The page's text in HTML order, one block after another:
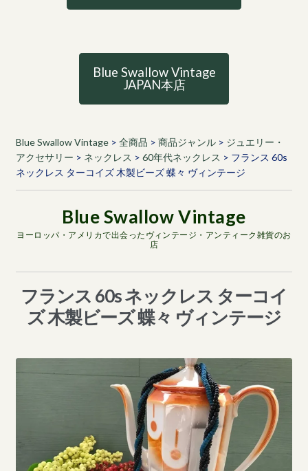
Blue Swallow Vintage
JAPAN本店
Blue Swallow Vintage> 全商品 > 商品ジャンル> ジュエリー・
アクセサリー > ネックレス > 60年代ネックレス > フランス 60s
ネックレス ターコイズ 木製ビーズ 蝶々 ヴィンテージ
ヨーロッパ・アメリカで出会ったヴィンテージ・アンティーク雑貨のお
店
フランス 60s ネックレス ターコイ
ズ 木製ビーズ 蝶々 ヴィンテージ